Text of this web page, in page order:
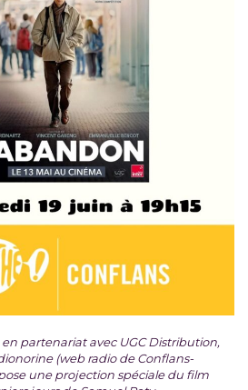
partenariat avec UGC Distribution,
(web radio de Conflans-
une projection spéciale du film